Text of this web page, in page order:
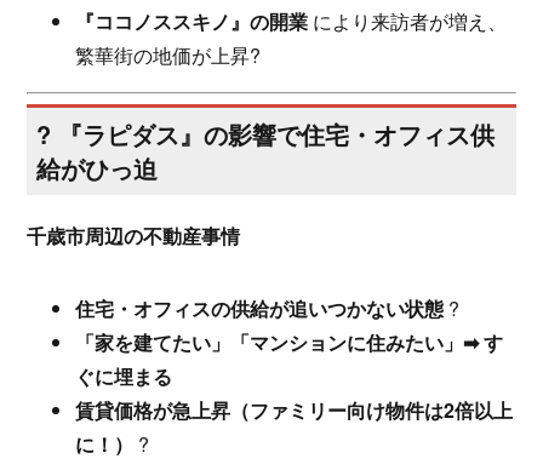
『ココノススキノ』の開業 により来訪者が増え、
繁華街の地価が上昇?️
? 『ラピダス』の影響で住宅・オフィス供
給がひっ迫
千歳市周辺の不動産事情
住宅・オフィスの供給が追いつかない状態 ?
「家を建てたい」「マンションに住みたい」➡ す
ぐに埋まる
賃貸価格が急上昇（ファミリー向け物件は2倍以上
に！）
?